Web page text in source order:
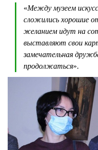
«Между музеем
сложились хорошие
желанием идут на
выставляют свои
замечательная
продолжаться».